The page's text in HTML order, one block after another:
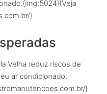
}
Velha reduz riscos de
ar condicionado.
}